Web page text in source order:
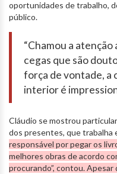
oportunidades de trabalho,
público.
“Chamou a atenção
cegas que são
força de vontade, a
interior é
Cláudio se mostrou
dos presentes, que trabalha
responsável por pegar os
melhores obras de acordo
procurando”, contou.